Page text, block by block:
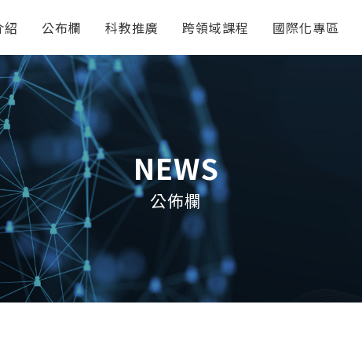
紹 公布欄 科教推廣 跨領域課程 國際化專區
NEWS
公佈欄